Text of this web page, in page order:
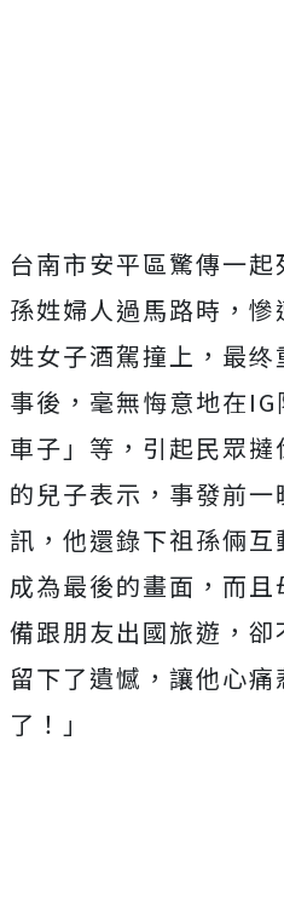
台南市安平區驚傳一
孫姓婦人過馬路時，
姓女子酒駕撞上，最
事後，毫無悔意地在
車子」等，引起民眾
的兒子表示，事發前
訊，他還錄下祖孫倆
成為最後的畫面，而
備跟朋友出國旅遊，卻
留下了遺憾，讓他心
了！」